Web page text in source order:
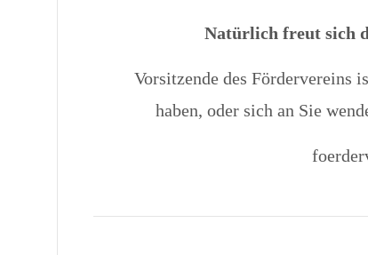
Natürlich freut sich
Vorsitzende des Fördervereins
haben, oder sich an Sie